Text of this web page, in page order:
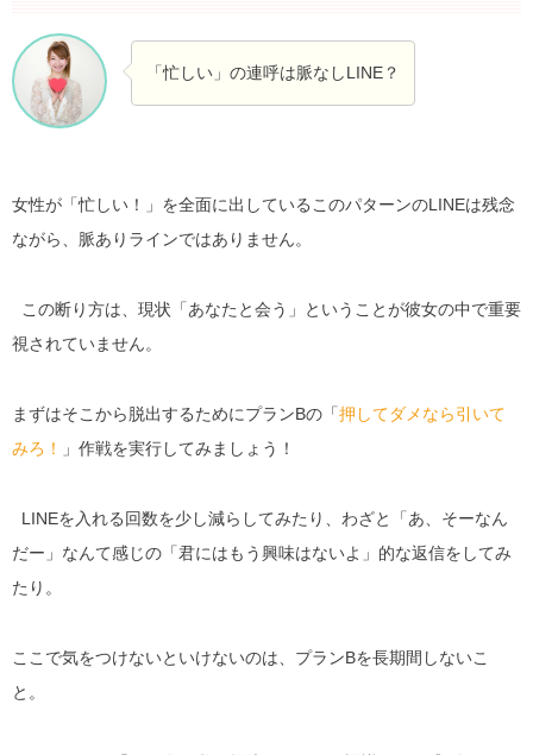
「忙しい」の連呼は脈なしLINE？
女性が「忙しい！」を全面に出しているこのパターンのLINEは残念
ながら、脈ありラインではありません。
この断り方は、現状「あなたと会う」ということが彼女の中で重要
視されていません。
まずはそこから脱出するためにプランBの「押してダメなら引いて
みろ！
」作戦を実行してみましょう！
LINEを入れる回数を少し減らしてみたり、わざと「あ、そーなん
だー」なんて感じの「君にはもう興味はないよ」的な返信をしてみ
たり。
ここで気をつけないといけないのは、プランBを長期間しないこ
と。